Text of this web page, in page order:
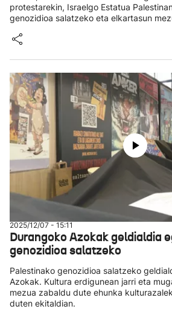
protestarekin, Israelgo Estatua
genozidioa salatzeko eta elkartasun
2025/12/07 - 15:11
Durangoko Azokak geldialdia
genozidioa salatzeko
Palestinako genozidioa salatzeko
Azokak. Kultura erdigunean jarri eta
mezua zabaldu dute ehunka
duten ekitaldian.